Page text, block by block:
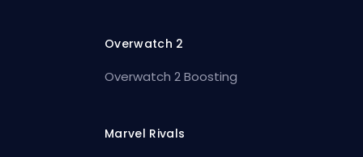
Overwatch 2
Overwatch 2 Boosting
Marvel Rivals